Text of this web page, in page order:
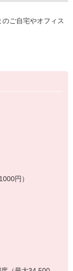
☆
ご自宅やオフィス
な生活にお役立ち
。
します！
！
円）